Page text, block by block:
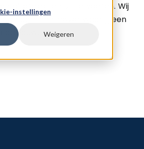
instellingen
Weigeren
of projecten uit te voeren. Wij
één opdrachtgever waar jij een
opbouwt.